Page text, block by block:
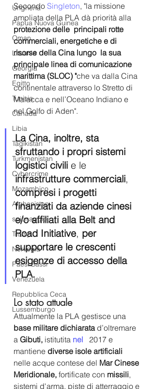
Ungheria
Papua Nuova Guinea
Oman
Lituania
Georgia
Egitto
Tunisia
Canada
Libia
Tagikistan
Turkmenistan
Cybercrime
Mozambico
Afghanistan
spionaggio
Trump
Norvegia
Paesi Bassi
Venezuela
Repubblica Ceca
Lussemburgo
Secondo Singleton, "la missione
ampliata della PLA dà priorità alla
protezione delle  principali rotte
commerciali, energetiche e di
risorse della Cina lungo  la sua
principale linea di comunicazione
marittima (SLOC) "che va dalla Cina
continentale attraverso lo Stretto di
Malacca e nell’Oceano Indiano e
nel Golfo di Aden".
La Cina, inoltre, sta
sfruttando i propri sistemi
logistici civili e le
infrastrutture commerciali,
compresi i progetti
finanziati da aziende cinesi
e/o affiliati alla Belt and
Road Initiative, per
supportare le crescenti
esigenze di accesso della
PLA.
Lo stato attuale
Attualmente la PLA gestisce una
base militare dichiarata d’oltremare
a Gibuti, istitutita nel
  2017 e
mantiene diverse isole artificiali
nelle acque contese del Mar Cinese
Meridionale, fortificate con missili,
sistemi d'arma, piste di atterraggio e